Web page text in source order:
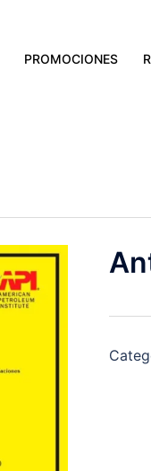
PROMOCIONES